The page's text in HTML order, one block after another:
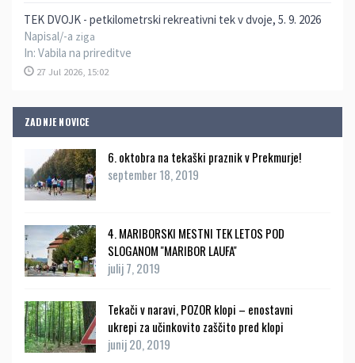
TEK DVOJK - petkilometrski rekreativni tek v dvoje, 5. 9. 2026
Napisal/-a ziga
In: Vabila na prireditve
27 Jul 2026, 15:02
ZADNJE NOVICE
6. oktobra na tekaški praznik v Prekmurje!
september 18, 2019
4. MARIBORSKI MESTNI TEK LETOS POD
SLOGANOM ''MARIBOR LAUFA''
julij 7, 2019
Tekači v naravi, POZOR klopi – enostavni
ukrepi za učinkovito zaščito pred klopi
junij 20, 2019